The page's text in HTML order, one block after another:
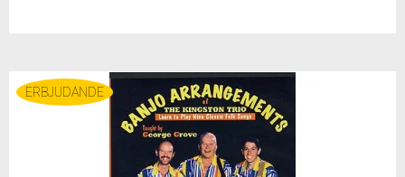
ERBJUDANDE